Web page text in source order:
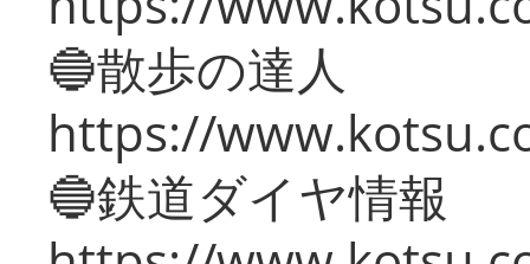
🔵散歩の達人
https://
🔵鉄道ダイヤ情報